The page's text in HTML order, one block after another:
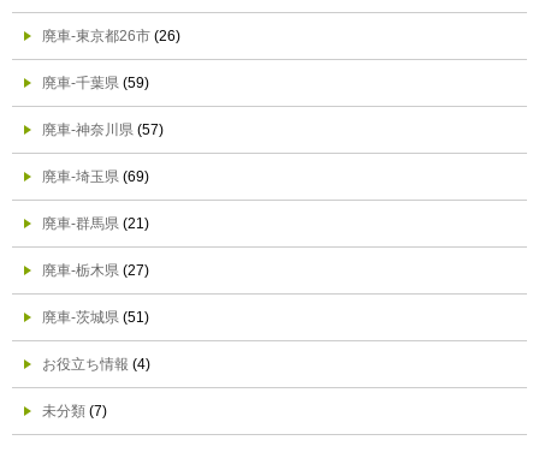
廃車-東京都26市 (26)
廃車-千葉県 (59)
廃車-神奈川県 (57)
廃車-埼玉県 (69)
廃車-群馬県 (21)
廃車-栃木県 (27)
廃車-茨城県 (51)
お役立ち情報 (4)
未分類 (7)